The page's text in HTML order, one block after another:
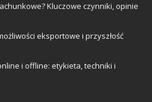
Kluczowe czynniki, opinie
eksportowe i przyszłość
i offline: etykieta, techniki i